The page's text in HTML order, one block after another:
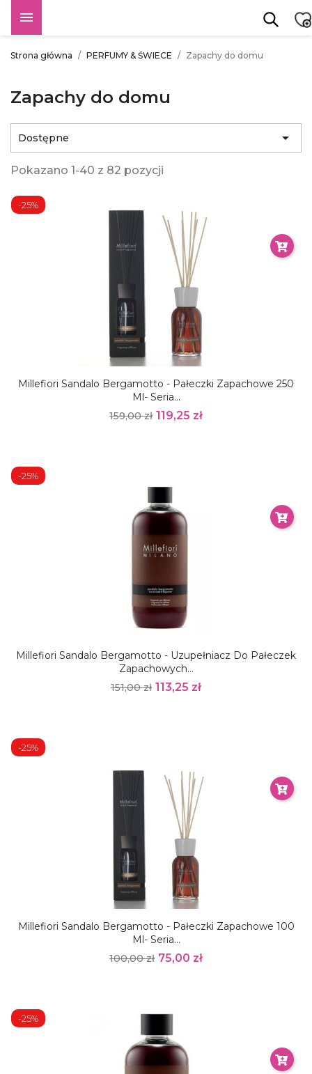

Strona główna PERFUMY & ŚWIECE Zapachy do domu
Zapachy do domu
Dostępne 
Pokazano 1-40 z 82 pozycji
Millefiori Sandalo Bergamotto - Pałeczki Zapachowe 250
Ml- Seria...
159,00 zł 119,25 zł
-25%
Millefiori Sandalo Bergamotto - Uzupełniacz Do Pałeczek
Zapachowych...
151,00 zł 113,25 zł
-25%
Millefiori Sandalo Bergamotto - Pałeczki Zapachowe 100
Ml- Seria...
100,00 zł 75,00 zł
-25%
-25%